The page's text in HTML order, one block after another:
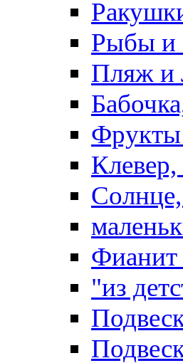
Рыбы и
Пляж и
Фианит
"из